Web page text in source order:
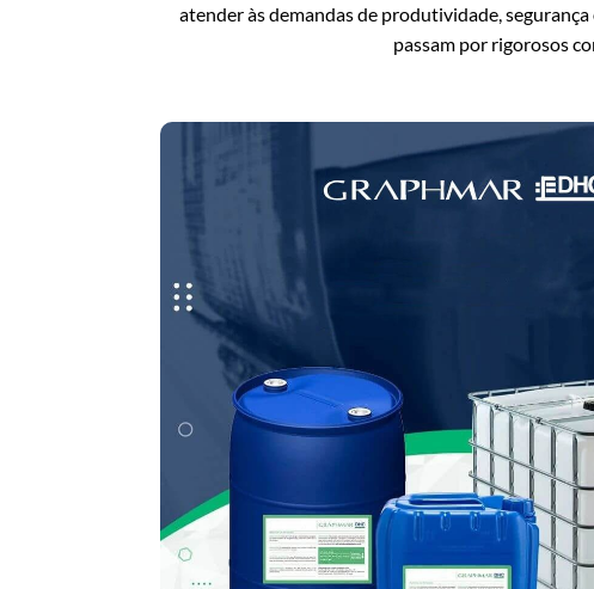
atender às demandas de produtividade,
passam por rigorosos